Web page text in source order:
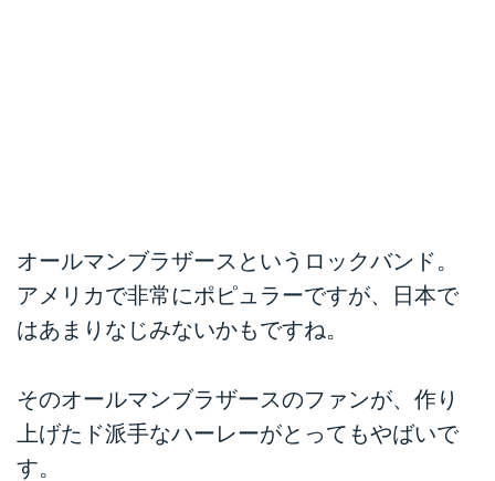
オールマンブラザース というロックバンド。
アメリカで非常にポピュラーですが、日本で
はあまりなじみないかもですね。
そのオールマンブラザースのファンが、作り
上げたド派手なハーレーがとってもやばいで
す。